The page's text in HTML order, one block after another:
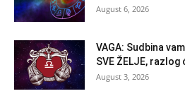
August 6, 2026
VAGA: Sudbina
SVE ŽELJE, razlog
August 3, 2026